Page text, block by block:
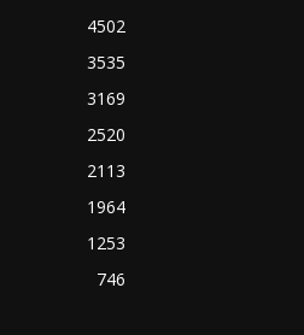
4502
3535
3169
2520
2113
1964
1253
746